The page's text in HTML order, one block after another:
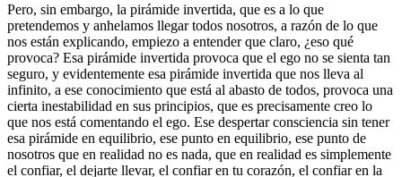
Pero, sin embargo, la pirámide invertida, que es a lo que
pretendemos y anhelamos llegar todos nosotros, a razón de lo que
nos están explicando, empiezo a entender que claro, ¿eso qué
provoca? Esa pirámide invertida provoca que el ego no se sienta tan
seguro, y evidentemente esa pirámide invertida que nos lleva al
infinito, a ese conocimiento que está al abasto de todos, provoca una
cierta inestabilidad en sus principios, que es precisamente creo lo
que nos está comentando el ego. Ese despertar consciencia sin tener
esa pirámide en equilibrio, ese punto en equilibrio, ese punto de
nosotros que en realidad no es nada, que en realidad es simplemente
el confiar, el dejarte llevar, el confiar en tu corazón, el confiar en la